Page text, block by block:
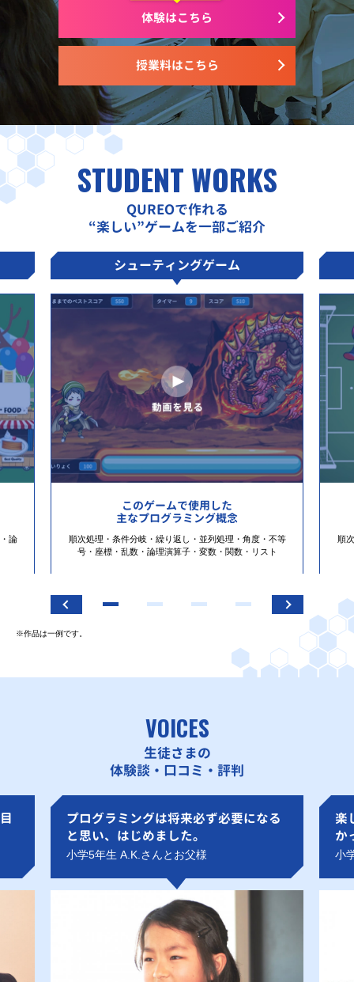
授業料はこちら
体験はこちら
STUDENT WORKS
QUREOで作れる
“楽しい”ゲームを一部ご紹介
論
シューティングゲーム
このゲームで使用した
主なプログラミング概念
順次処理・条件分岐・繰り返し・並列処理・角度・不等
号・座標・乱数・論理演算子・変数・関数・リスト
順
※作品は一例です。
VOICES
生徒さまの
体験談・口コミ・評判
プログラミングは将来必ず必要になる
と思い、はじめました。
小学5年生 A.K.さんとお父様
楽
か
小